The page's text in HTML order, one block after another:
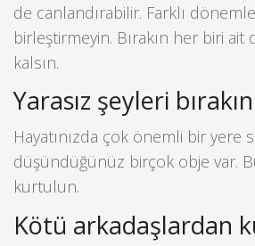
de canlandırabilir. Farklı
birleştirmeyin. Bırakın her biri
kalsın.
Yarasız şeyleri
Hayatınızda çok önemli bir yere
düşündüğünüz birçok obje var.
kurtulun.
Kötü arkadaşlardan